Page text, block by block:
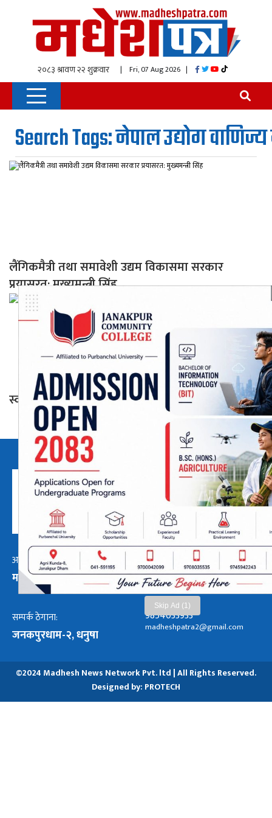
Skip Ad (1)
| Fri, 07 Aug 2026 |
Search Tags: नेपाल उद्योग
लैंगिकमैत्री तथा समावेशी उद्यम विकासमा सरकार
प्रयासरत: मुख्यमन्त्री सिंह
स्वदेशी वस्तुको प्रयोग अनिवार्य गर्न महासङ्घको आग्रह
अध्यक्ष तथा प्रबन्ध निर्देशक:
मनोजकुमार मोरबैता
हाम्रो टीम :
सबै हेर्नुहोस्
सम्पर्क ठेगाना:
जनकपुरधाम-२, धनुषा
9854033933
madheshpatra2@gmail.com
©2024 Madhesh News Network Pvt. ltd | All Rights Reserved.
Designed by: PROTECH